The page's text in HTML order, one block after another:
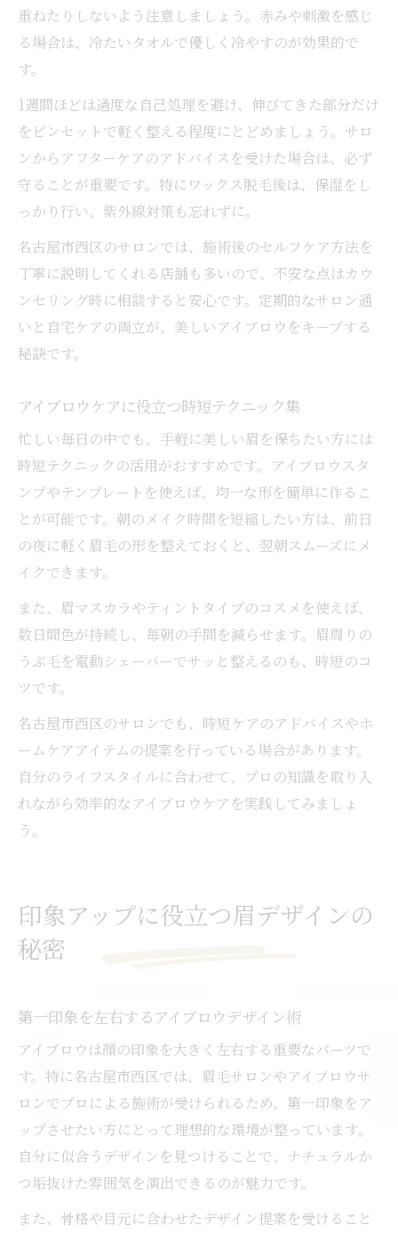
重ねたりしないよう注意しましょう。赤みや刺激を感じ
る場合は、冷たいタオルで優しく冷やすのが効果的で
す。
1週間ほどは過度な自己処理を避け、伸びてきた部分だけ
をピンセットで軽く整える程度にとどめましょう。サロ
ンからアフターケアのアドバイスを受けた場合は、必ず
守ることが重要です。特にワックス脱毛後は、保湿をし
っかり行い、紫外線対策も忘れずに。
名古屋市西区のサロンでは、施術後のセルフケア方法を
丁寧に説明してくれる店舗も多いので、不安な点はカウ
ンセリング時に相談すると安心です。定期的なサロン通
いと自宅ケアの両立が、美しいアイブロウをキープする
秘訣です。
アイブロウケアに役立つ時短テクニック集
忙しい毎日の中でも、手軽に美しい眉を保ちたい方には
時短テクニックの活用がおすすめです。アイブロウスタ
ンプやテンプレートを使えば、均一な形を簡単に作るこ
とが可能です。朝のメイク時間を短縮したい方は、前日
の夜に軽く眉毛の形を整えておくと、翌朝スムーズにメ
イクできます。
また、眉マスカラやティントタイプのコスメを使えば、
数日間色が持続し、毎朝の手間を減らせます。眉周りの
うぶ毛を電動シェーバーでサッと整えるのも、時短のコ
ツです。
名古屋市西区のサロンでも、時短ケアのアドバイスやホ
ームケアアイテムの提案を行っている場合があります。
自分のライフスタイルに合わせて、プロの知識を取り入
れながら効率的なアイブロウケアを実践してみましょ
う。
印象アップに役立つ眉デザインの
秘密
第一印象を左右するアイブロウデザイン術
アイブロウは顔の印象を大きく左右する重要なパーツで
す。特に名古屋市西区では、眉毛サロンやアイブロウサ
ロンでプロによる施術が受けられるため、第一印象をア
ップさせたい方にとって理想的な環境が整っています。
自分に似合うデザインを見つけることで、ナチュラルか
つ垢抜けた雰囲気を演出できるのが魅力です。
また、骨格や目元に合わせたデザイン提案を受けること